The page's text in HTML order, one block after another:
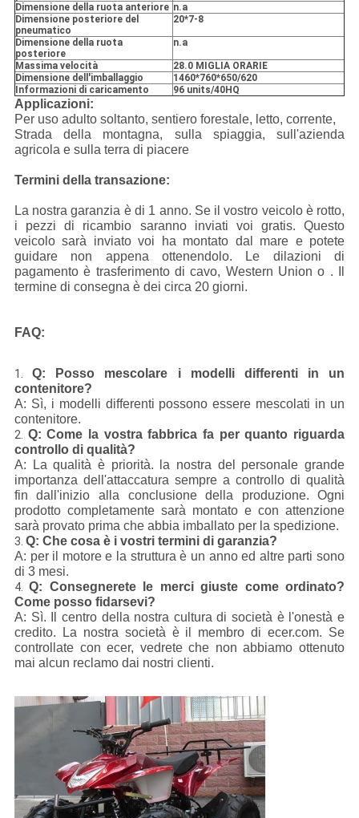
Dimensione della ruota anteriore n.a
Dimensione posteriore del
pneumatico
20*7-8
Dimensione della ruota
posteriore
n.a
Massima velocità
28.0 MIGLIA ORARIE
Dimensione dell'imballaggio
1460*760*650/620
Informazioni di caricamento
96 units/40HQ
Applicazioni:
Per uso adulto soltanto, sentiero forestale, letto, corrente,
Strada della montagna, sulla spiaggia, sull'azienda
agricola e sulla terra di piacere
Termini della transazione:
La nostra garanzia è di 1 anno. Se il vostro veicolo è rotto,
i pezzi di ricambio saranno inviati voi gratis. Questo
veicolo sarà inviato voi ha montato dal mare e potete
guidare non appena ottenendolo. Le dilazioni di
pagamento è trasferimento di cavo, Western Union o . Il
termine di consegna è dei circa 20 giorni.
FAQ:
1.Q: Posso mescolare i modelli differenti in un
contenitore?
A: Sì, i modelli differenti possono essere mescolati in un
contenitore.
2. Q: Come la vostra fabbrica fa per quanto riguarda
controllo di qualità?
A: La qualità è priorità. la nostra del personale grande
importanza dell'attaccatura sempre a controllo di qualità
fin dall'inizio alla conclusione della produzione. Ogni
prodotto completamente sarà montato e con attenzione
sarà provato prima che abbia imballato per la spedizione.
3. Q: Che cosa è i vostri termini di garanzia?
A: per il motore e la struttura è un anno ed altre parti sono
di 3 mesi.
4.Q: Consegnerete le merci giuste come ordinato?
Come posso fidarsevi?
A: Sì. Il centro della nostra cultura di società è l'onestà e
credito. La nostra società è il membro di ecer.com. Se
controllate con ecer, vedrete che non abbiamo ottenuto
mai alcun reclamo dai nostri clienti.